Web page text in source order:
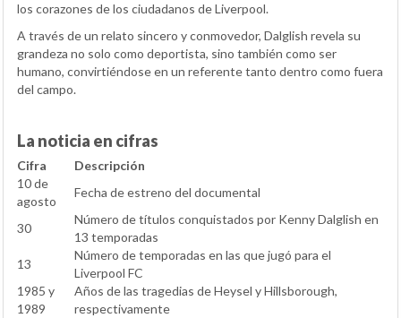
los corazones de los ciudadanos de Liverpool.
A través de un relato sincero y conmovedor, Dalglish revela su
grandeza no solo como deportista, sino también como ser
humano, convirtiéndose en un referente tanto dentro como fuera
del campo.
La noticia en cifras
Cifra
Descripción
10 de
agosto
Fecha de estreno del documental
30
Número de títulos conquistados por Kenny Dalglish en
13 temporadas
13
Número de temporadas en las que jugó para el
Liverpool FC
1985 y
1989
Años de las tragedias de Heysel y Hillsborough,
respectivamente